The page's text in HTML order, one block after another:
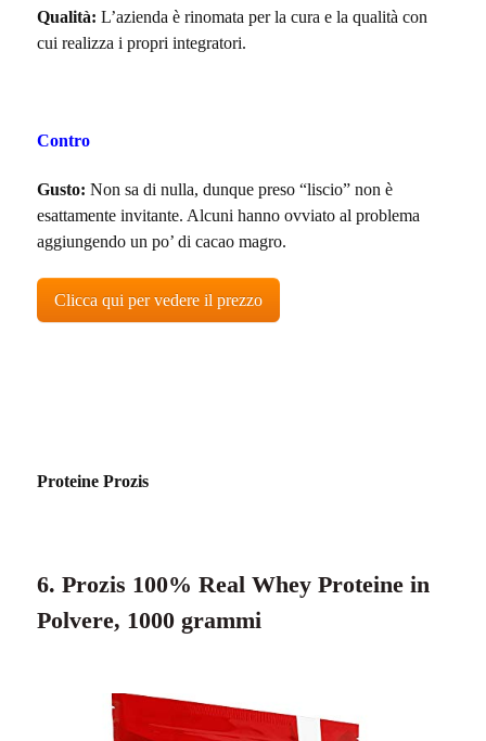
Qualità: L’azienda è rinomata per la cura e la qualità con
cui realizza i propri integratori.
Contro
Gusto: Non sa di nulla, dunque preso “liscio” non è
esattamente invitante. Alcuni hanno ovviato al problema
aggiungendo un po’ di cacao magro.
Clicca qui per vedere il prezzo
Proteine Prozis
6. Prozis 100% Real Whey Proteine in
Polvere, 1000 grammi